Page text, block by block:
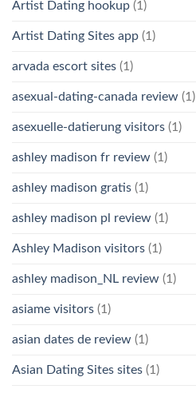
Artist Dating hookup (1)
Artist Dating Sites app (1)
arvada escort sites (1)
asexual-dating-canada review (1)
asexuelle-datierung visitors (1)
ashley madison fr review (1)
ashley madison gratis (1)
ashley madison pl review (1)
Ashley Madison visitors (1)
ashley madison_NL review (1)
asiame visitors (1)
asian dates de review (1)
Asian Dating Sites sites (1)